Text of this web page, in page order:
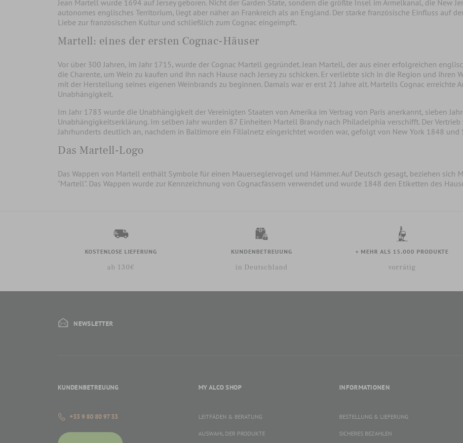
Jean Martell wurde 1694 auf Jersey geboren. Nicht der Garden State, sondern die größte Insel im Ärmelkanal, die New
autonomes englisches Territorium, liegt aber näher an Frankreich als an England. Der starke französische Einfluss auf
Liebe zur französischen Kultur und schließlich zum Cognac eingeimpft.
Martell: eines der ersten Cognac-Häuser
Vor über 300 Jahren, im Jahr 1715, wurde der Cognac Martell gegründet. Jean Martell, der aus einer erfolgreichen
die Charente, um Wein zu kaufen und ihn nach Hause nach Jersey zu schicken. Er verliebte sich in die Region und ihren
mit der Herstellung seines eigenen Weinbrands zu beginnen. Damals war er erst 21 Jahre alt. Martells Cognac erreichte
Unabhängigkeit.
Im Jahr 1783 wurde die Unabhängigkeit der Vereinigten Staaten von Amerika im Vertrag von Paris anerkannt, sieben
Unabhängigkeitserklärung. Im selben Jahr wurden 87 Einheiten Martell Brandy nach Philadelphia verschifft. Der
Jahrhunderts deutlich an, nachdem in Baltimore ein Filialnetz eingerichtet worden war, gefolgt von New York 1848 und
Das Martell-Logo
Das Wappen von Martell enthält Symbole für einen Mauerseglervogel und Hämmer. Auf Deutsch gesagt, beziehen sich
"Martell". Das Wappen wurde zur Kennzeichnung von Cognacfässern verwendet und wurde 1848 den Etiketten des
KOSTENLOSE LIEFERUNG
ab 130€
KUNDENBETREUUNG
in Deutschland
+ MEHR ALS 15.000 PRODUKTE
vorrätig
NEWSLETTER
KUNDENBETREUUNG
+33 9 80 80 97 33
MY ALCO SHOP
LEITFÄDEN & BERATUNG
AUSWAHL DER PRODUKTE
INFORMATIONEN
BESTELLUNG & LIEFERUNG
SICHERES BEZAHLEN